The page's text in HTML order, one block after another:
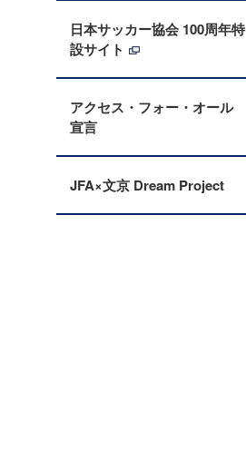
日本サッカー協会 100周年特
設サイト
アクセス・フォー・オール
宣言
JFA×文京 Dream Project